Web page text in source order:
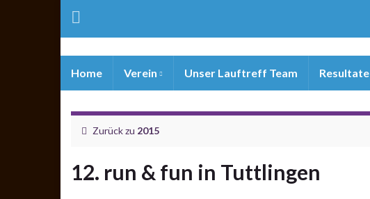
Home Verein Unser Lauftreff Team Resultate
Zurück zu 2015
12. run & fun in Tuttlingen